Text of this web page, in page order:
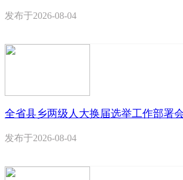
发布于2026-08-04
全省县乡两级人大换届选举工作部署
发布于2026-08-04